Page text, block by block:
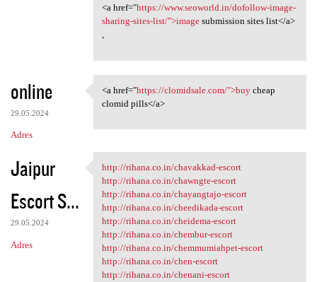
<a href="https://www.seoworld.in/dofollow-image-
sharing-sites-list/">imagesubmission sites list</a>
,
online
29.05.2024
Adres
<a href="https://clomidsale
<a href="https://clomidsale.com/">buycheap
clomid pills</a>
Jaipur
Escort S...
29.05.2024
Adres
http://rihana.co.in/chavakkad
http://rihana.co.in/chavakkad-escort
http://rihana.co.in/chawngte-escort
http://rihana.co.in/chayangtajo-escort
http://rihana.co.in/cheedikada-escort
http://rihana.co.in/cheidema-escort
http://rihana.co.in/chembur-escort
http://rihana.co.in/chemmumiahpet-escort
http://rihana.co.in/chen-escort
http://rihana.co.in/chenani-escort